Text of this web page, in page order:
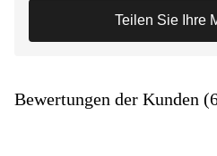
Teilen Sie Ihre
Bewertungen der Kunden